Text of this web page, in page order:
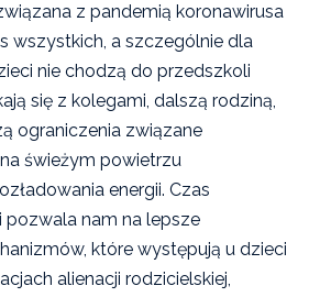
z pandemią koronawirusa
wszystkich, a szczególnie dla
nie chodzą do przedszkoli
się z kolegami, dalszą rodziną,
ograniczenia związane
świeżym powietrzu
energii. Czas
pozwala nam na lepsze
które występują u dzieci
alienacji rodzicielskiej,